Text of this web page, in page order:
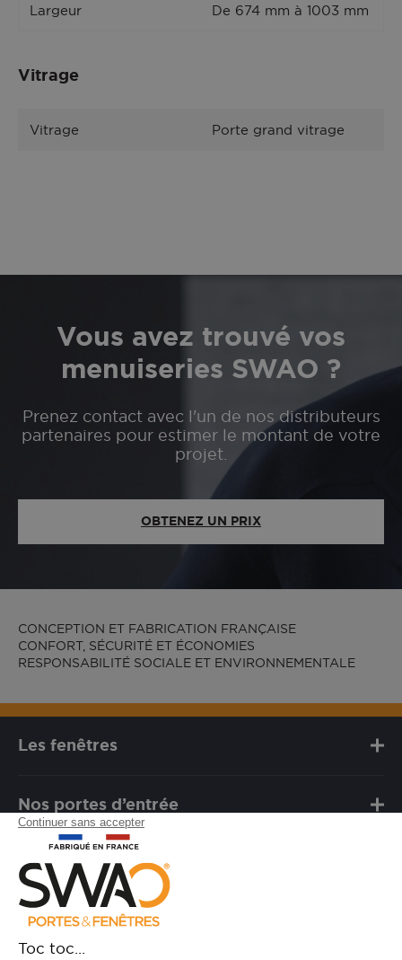
Largeur De 674 mm à 1003 mm
Vitrage
Vitrage Porte grand vitrage
Vous avez trouvé vos
menuiseries SWAO ?
Prenez contact avec l'un de nos distributeurs
partenaires pour estimer le montant de votre
projet.
OBTENEZ UN PRIX
CONCEPTION ET FABRICATION FRANÇAISE
CONFORT, SÉCURITÉ ET ÉCONOMIES
RESPONSABILITÉ SOCIALE ET ENVIRONNEMENTALE
Les fenêtres
Nos portes d’entrée
Notre marque
Besoin d'assistance ?
Garanties